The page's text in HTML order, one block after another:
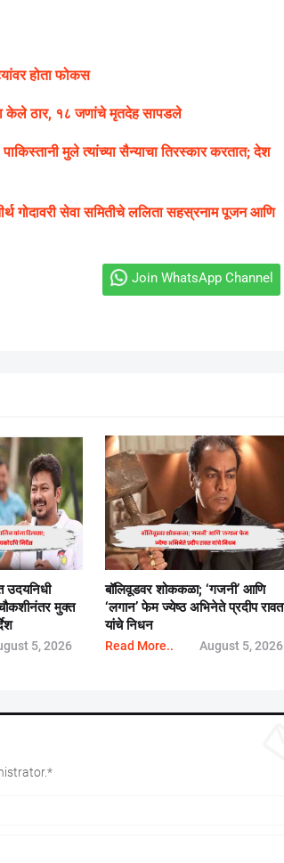
होता फोकस
केले ठार, १८ जणांचे मृतदेह सापडले
मुले त्यांच्या सैन्याचा तिरस्कार करतात; देश
गोदावरी सेवा समितीचे ललिता सहस्रनाम पूजन आणि
Join WhatsApp Channel
उदयनिधी
चौकशीनंतर मुक्त
5, 2026
बॉलिवूडवर शोककळा; ‘गजनी’ आणि
‘लगान’ फेम ज्येष्ठ अभिनेते प्रदीप रावत
यांचे निधन
Read More.. August 5, 2026